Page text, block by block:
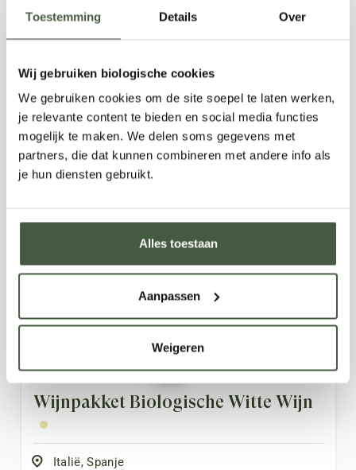
Toestemming Details Over
Wij gebruiken biologische cookies
We gebruiken cookies om de site soepel te laten werken,
je relevante content te bieden en social media functies
mogelijk te maken. We delen soms gegevens met
partners, die dat kunnen combineren met andere info als
je hun diensten gebruikt.
Alles toestaan
Aanpassen
Weigeren
6x750ml
60,80
Oorspronkelijke
prijs
was:
60,80.
57,95
Huidige
prijs
is:
57,95.
- + TOEVOEGEN
Wijnpakket Biologische Witte Wijn
Italië,Spanje